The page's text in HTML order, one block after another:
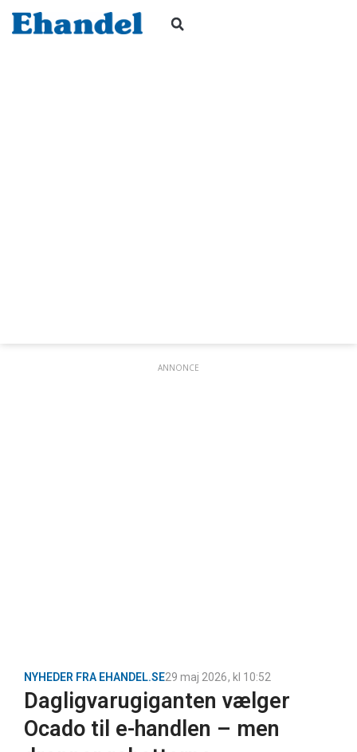
ANNONCE
NYHEDER FRA EHANDEL.SE29 maj 2026, kl 10:52
Dagligvarugiganten vælger
Ocado til e-handlen – men